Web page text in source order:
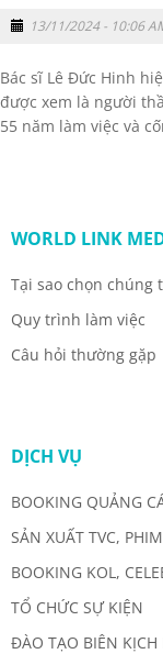
13/11/2024 - 10:06
Bác sĩ Lê Đức Hinh
được xem là người
55 năm làm việc và
WORLD LINK
Tại sao chọn chúng
Quy trình làm việc
Câu hỏi thường gặp
DỊCH VỤ
BOOKING QUẢNG
SẢN XUẤT TVC,
BOOKING KOL,
TỔ CHỨC SỰ KIỆN
ĐÀO TẠO BIÊN KỊCH